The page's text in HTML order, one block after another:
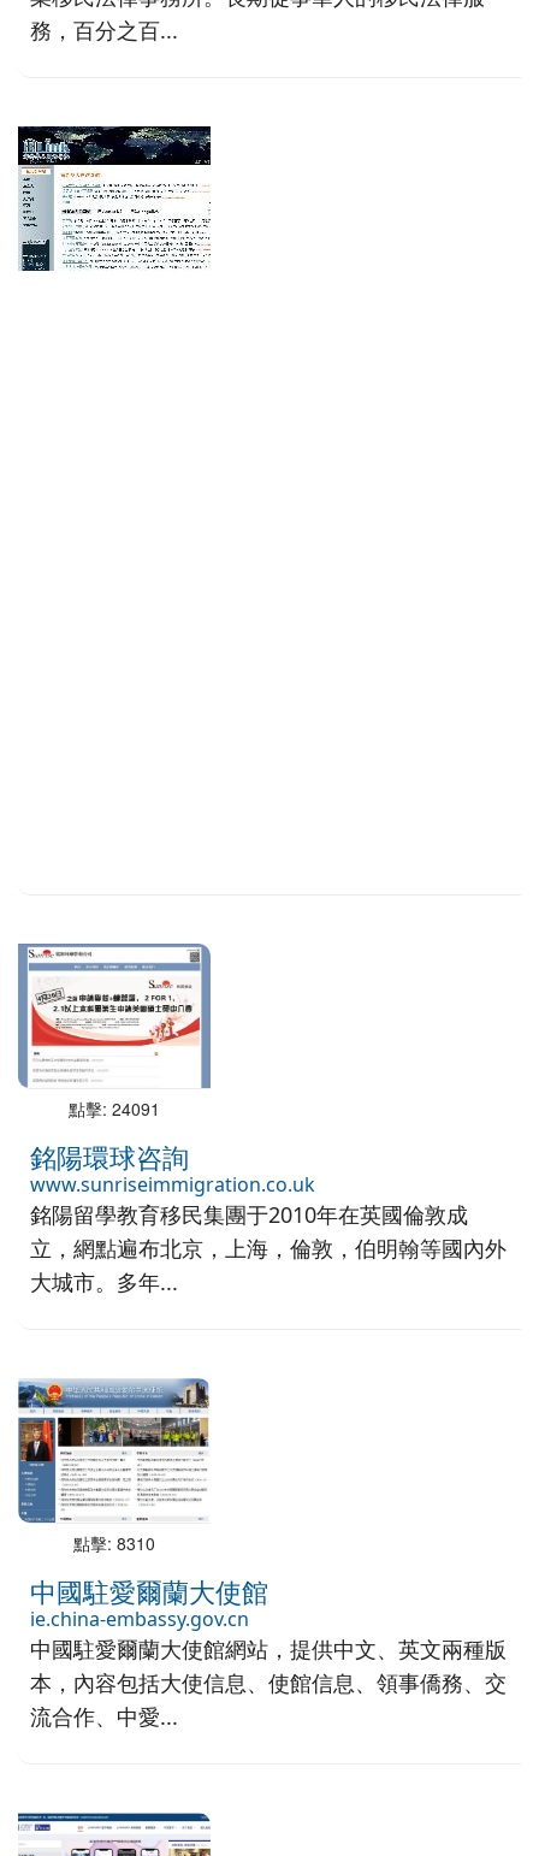
務，百分之百...
點擊: 24091
銘陽環球咨詢
www.sunriseimmigration.co.uk
銘陽留學教育移民集團于2010年在英國倫敦成
立，網點遍布北京，上海，倫敦，伯明翰等國內外
大城市。多年...
點擊: 8310
中國駐愛爾蘭大使館
ie.china-embassy.gov.cn
中國駐愛爾蘭大使館網站，提供中文、英文兩種版
本，內容包括大使信息、使館信息、領事僑務、交
流合作、中愛...